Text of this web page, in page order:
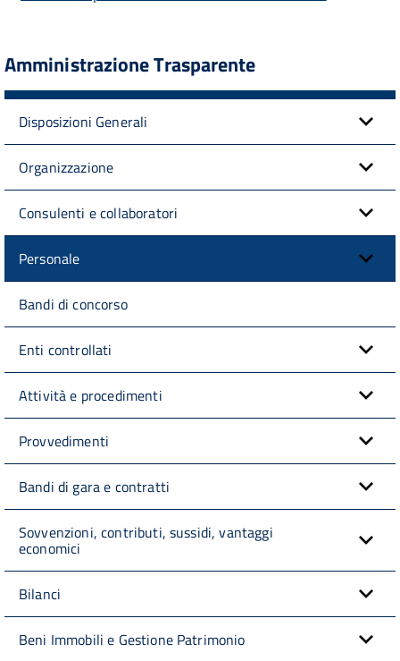
Amministrazione Trasparente
Disposizioni Generali
Organizzazione
Consulenti e collaboratori
Personale
Bandi di concorso
Enti controllati
Attività e procedimenti
Provvedimenti
Bandi di gara e contratti
Sovvenzioni, contributi, sussidi, vantaggi
economici
Bilanci
Beni Immobili e Gestione Patrimonio